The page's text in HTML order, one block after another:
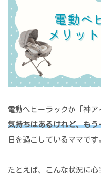
電動ベビーラックが「神ア
気持ちはあるけれど、も
日を過ごしているママです
たとえば、こんな状況に心